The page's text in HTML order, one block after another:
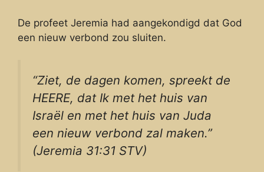
De profeet Jeremia had aangekondigd dat God
een nieuw verbond zou sluiten.
“Ziet, de dagen komen, spreekt de
HEERE, dat Ik met het huis van
Israël en met het huis van Juda
een nieuw verbond zal maken.”
(Jeremia 31:31 STV)